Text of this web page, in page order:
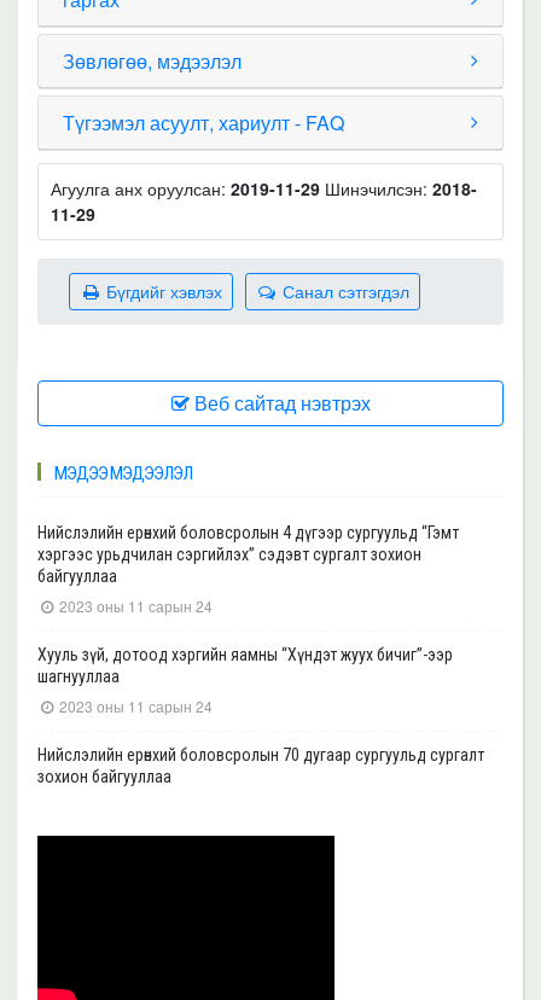
Зөвлөгөө, мэдээлэл
Түгээмэл асуулт, хариулт - FAQ
Агуулга анх оруулсан: 2019-11-29 Шинэчилсэн: 2018-
11-29
Санал сэтгэгдэл
Бүгдийг хэвлэх
Веб сайтад нэвтрэх
МЭДЭЭ МЭДЭЭЛЭЛ
Нийслэлийн ерөнхий боловсролын 4 дүгээр сургуульд “Гэмт
хэргээс урьдчилан сэргийлэх” сэдэвт сургалт зохион
байгууллаа
2023 оны 11 сарын 24
Хууль зүй, дотоод хэргийн яамны “Хүндэт жуух бичиг”-ээр
шагнууллаа
2023 оны 11 сарын 24
Нийслэлийн ерөнхий боловсролын 70 дугаар сургуульд сургалт
зохион байгууллаа